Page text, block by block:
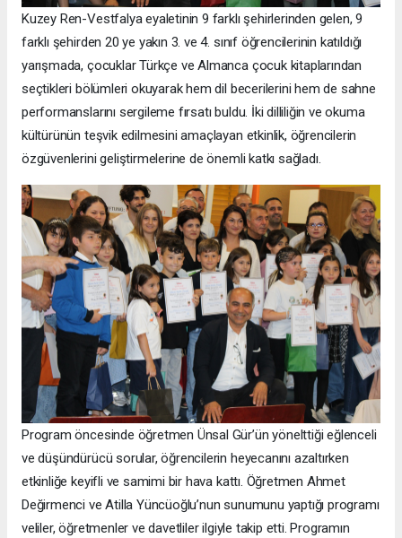
Kuzey Ren-Vestfalya eyaletinin 9 farklı şehirlerinden gelen, 9
farklı şehirden 20 ye yakın 3. ve 4. sınıf öğrencilerinin katıldığı
yarışmada, çocuklar Türkçe ve Almanca çocuk kitaplarından
seçtikleri bölümleri okuyarak hem dil becerilerini hem de sahne
performanslarını sergileme fırsatı buldu. İki dilliliğin ve okuma
kültürünün teşvik edilmesini amaçlayan etkinlik, öğrencilerin
özgüvenlerini geliştirmelerine de önemli katkı sağladı.
Program öncesinde öğretmen Ünsal Gür’ün yönelttiği eğlenceli
ve düşündürücü sorular, öğrencilerin heyecanını azaltırken
etkinliğe keyifli ve samimi bir hava kattı. Öğretmen Ahmet
Değirmenci ve Atilla Yüncüoğlu’nun sunumunu yaptığı programı
veliler, öğretmenler ve davetliler ilgiyle takip etti. Programın